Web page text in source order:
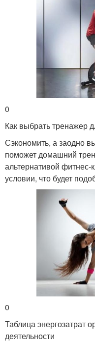
0
Как выбрать тренажер
Сэкономить, а заодно
поможет домашний
альтернативой фитнес-
условии, что будет
0
Таблица энергозатрат
деятельности